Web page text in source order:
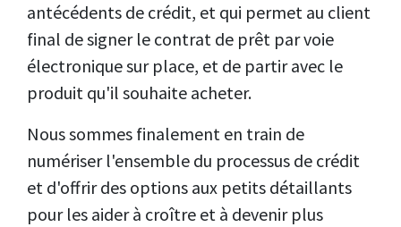
antécédents de crédit, et qui permet au client
final de signer le contrat de prêt par voie
électronique sur place, et de partir avec le
produit qu'il souhaite acheter.
Nous sommes finalement en train de
numériser l'ensemble du processus de crédit
et d'offrir des options aux petits détaillants
pour les aider à croître et à devenir plus